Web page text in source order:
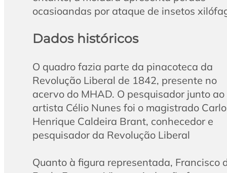
ocasioandas por ataque de insetos
Dados históricos
O quadro fazia parte da pinacoteca da
Revolução Liberal de 1842, presente no
acervo do MHAD. O pesquisador junto ao
artista Célio Nunes foi o magistrado
Henrique Caldeira Brant, conhecedor e
pesquisador da Revolução Liberal
Quanto à figura representada, Francisco